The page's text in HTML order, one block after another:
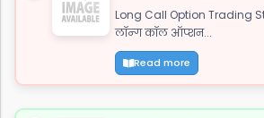
Long Call Option Trading
लॉन्ग कॉल ऑप्शन...
Read more